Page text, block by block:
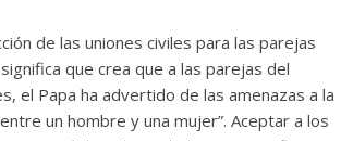
de las uniones civiles para las parejas
que crea que a las parejas del
el Papa ha advertido de las amenazas a la
un hombre y una mujer”. Aceptar a los